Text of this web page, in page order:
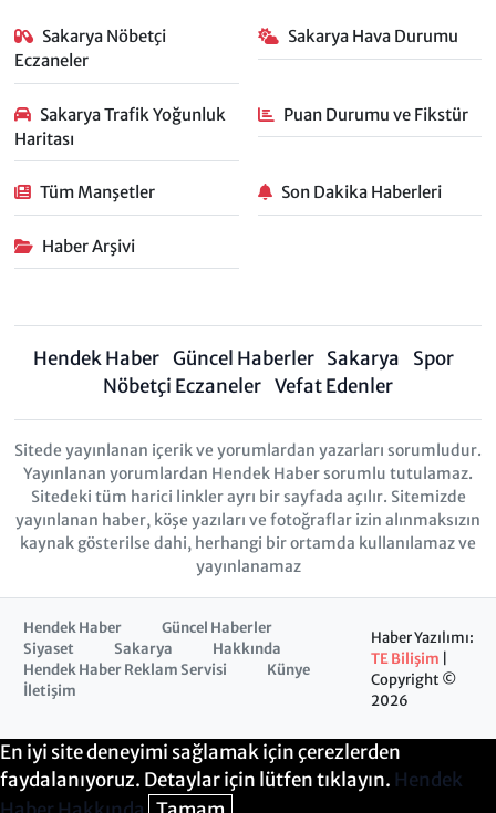
Sakarya Nöbetçi
Eczaneler
Sakarya Hava Durumu
Sakarya Trafik Yoğunluk
Haritası
Puan Durumu ve Fikstür
Tüm Manşetler Son Dakika Haberleri
Haber Arşivi
Hendek Haber Güncel Haberler Sakarya
Spor
Nöbetçi Eczaneler Vefat Edenler
Sitede yayınlanan içerik ve yorumlardan yazarları sorumludur.
Yayınlanan yorumlardan Hendek Haber sorumlu tutulamaz.
Sitedeki tüm harici linkler ayrı bir sayfada açılır. Sitemizde
yayınlanan haber, köşe yazıları ve fotoğraflar izin alınmaksızın
kaynak gösterilse dahi, herhangi bir ortamda kullanılamaz ve
yayınlanamaz
Hendek Haber
Güncel Haberler
Siyaset
Sakarya
Hakkında
Hendek Haber Reklam Servisi
Künye
İletişim
Haber Yazılımı:
TE Bilişim
Copyright ©
2026
En iyi site deneyimi sağlamak için çerezlerden
faydalanıyoruz. Detaylar için lütfen tıklayın. Hendek